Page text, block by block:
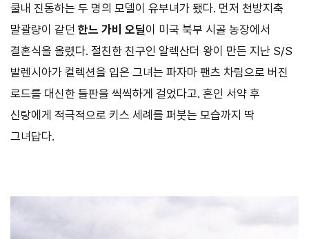
쿨내 진동하는 두 명의 모델이 유부녀가 됐다. 먼저 천방지축
말괄량이 같던 한느 가비 오딜이 미국 북부 시골 농장에서
결혼식을 올렸다. 절친한 친구인 알렉산더 왕이 만든 지난 S/S
발렌시아가 컬렉션을 입은 그녀는 파자마 팬츠 차림으로 버진
로드를 대신한 들판을 씩씩하게 걸었다고. 혼인 서약 후
신랑에게 적극적으로 키스 세례를 퍼붓는 모습까지 딱
그녀답다.